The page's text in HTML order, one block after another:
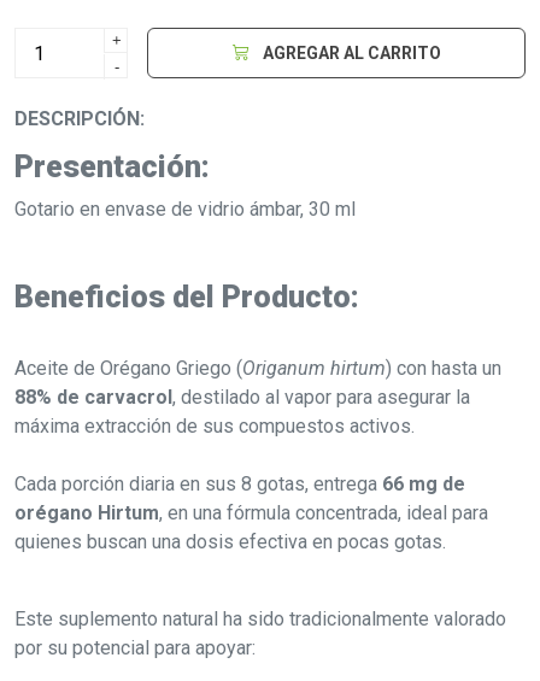
+
-
AGREGAR AL CARRITO
DESCRIPCIÓN:
Presentación:
Gotario en envase de vidrio ámbar, 30 ml
Beneficios del Producto:
Aceite de Orégano Griego (Origanum hirtum) con hasta un
88% de carvacrol, destilado al vapor para asegurar la
máxima extracción de sus compuestos activos.
Cada porción diaria en sus 8 gotas, entrega 66 mg de
orégano Hirtum, en una fórmula concentrada, ideal para
quienes buscan una dosis efectiva en pocas gotas.
Este suplemento natural ha sido tradicionalmente valorado
por su potencial para apoyar: